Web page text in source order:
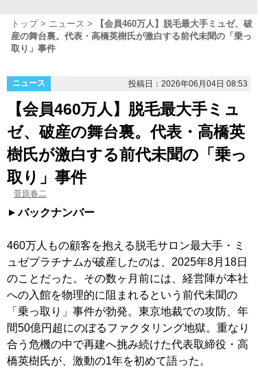
トップ ニュース
【会員460万人】脱毛最大手ミュゼ、破
産の舞台裏。代表・高橋英樹氏が激白する前代未聞の「乗っ
取り」事件
ニュース 投稿日：2026年06月04日 08:53
【会員460万人】脱毛最大手ミュ
ゼ、破産の舞台裏。代表・高橋英
樹氏が激白する前代未聞の「乗っ
取り」事件
菅原春二
バックナンバー
460万人もの顧客を抱える脱毛サロン最大手・ミ
ュゼプラチナムが破産したのは、2025年8月18日
のことだった。その数ヶ月前には、経営陣が本社
への入館を物理的に阻まれるという前代未聞の
「乗っ取り」事件が勃発。東京地裁での攻防、年
間50億円超にのぼるファクタリング地獄。重なり
合う危機の中で再建へ挑み続けた代表取締役・高
橋英樹氏が、激動の1年を初めて語った。